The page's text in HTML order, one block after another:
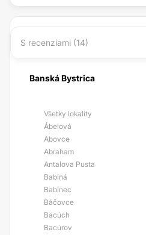
S recenziami (14)
Banská Bystrica
Všetky lokality
Ábelová
Abovce
Abraham
Antalova Pusta
Babiná
Babínec
Báčovce
Bacúch
Bacúrov